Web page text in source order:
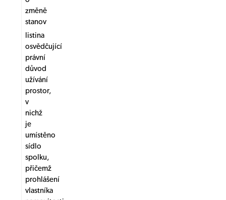
změně
stanov
listina
osvědčující
právní
důvod
užívání
prostor,
v
nichž
je
umístěno
sídlo
spolku,
přičemž
prohlášení
vlastníka